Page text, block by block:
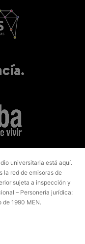
universitaria está aquí.
la red de emisoras de
sujeta a inspección y
– Personería jurídica:
de 1990 MEN.